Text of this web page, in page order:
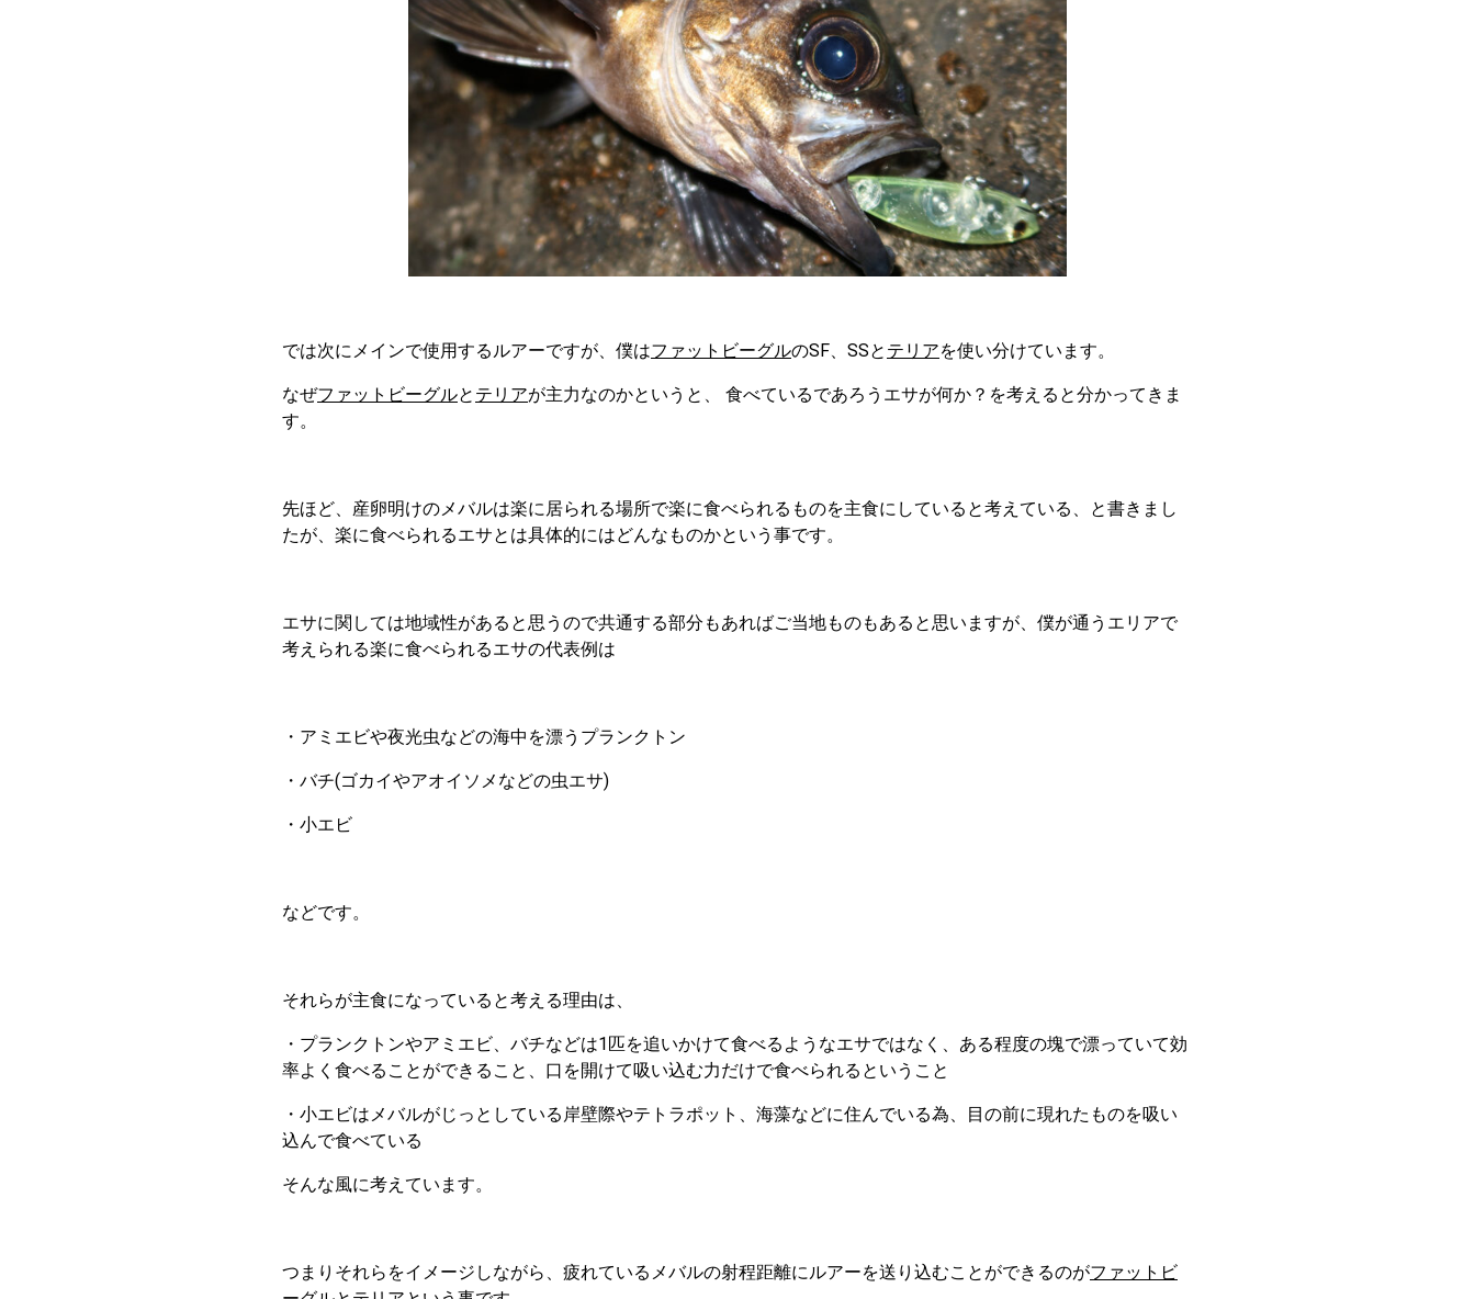
では次にメインで使用するルアーですが、僕はファットビーグルのSF、SSと テリアを使い分けています。
なぜファットビーグルと テリアが主力なのかというと、 食べているであろうエサが何か？を考えると分かってきま
す。
先ほど、産卵明けのメバルは楽に居られる場所で楽に食べられるものを主食にしていると考えている、と書きまし
たが、楽に食べられるエサとは具体的にはどんなものかという事です。
エサに関しては地域性があると思うので共通する部分もあればご当地ものもあると思いますが、僕が通うエリアで
考えられる楽に食べられるエサの代表例は
・アミエビや夜光虫などの海中を漂うプランクトン
・バチ(ゴカイやアオイソメなどの虫エサ)
・小エビ
などです。
それらが主食になっていると考える理由は、
・プランクトンやアミエビ、バチなどは1匹を追いかけて食べるようなエサではなく、ある程度の塊で漂っていて効
率よく食べることができること、口を開けて吸い込む力だけで食べられるということ
・小エビはメバルがじっとしている岸壁際やテトラポット、海藻などに住んでいる為、目の前に現れたものを吸い
込んで食べている
そんな風に考えています。
つまりそれらをイメージしながら、疲れているメバルの射程距離にルアーを送り込むことができるのがファットビ